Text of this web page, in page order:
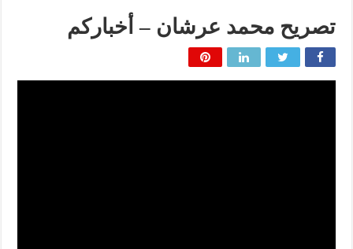
تصريح محمد عرشان – أخباركم